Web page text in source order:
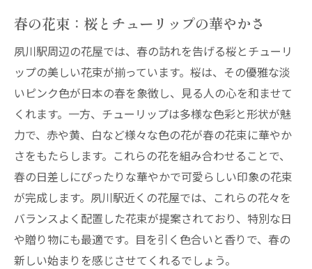
春の花束がもたらす新しい始まり
桜の花束が象徴する日本の美
色彩豊かなチューリップの魅力
春の花束が日常に与えるフレッシュな香り
夙川駅周辺の花屋で春を感じる
桜とチューリップの組み合わせが叶える特
別な瞬間
夏のひまわりとラベンダーが彩る夙川駅周辺の
花屋
夏の花束の明るさと元気さ
春の花束：桜とチューリップの華やかさ
夙川駅周辺の花屋では、春の訪れを告げる桜とチューリ
ップの美しい花束が揃っています。桜は、その優雅な淡
いピンク色が日本の春を象徴し、見る人の心を和ませて
くれます。一方、チューリップは多様な色彩と形状が魅
力で、赤や黄、白など様々な色の花が春の花束に華やか
さをもたらします。これらの花を組み合わせることで、
春の日差しにぴったりな華やかで可愛らしい印象の花束
が完成します。夙川駅近くの花屋では、これらの花々を
バランスよく配置した花束が提案されており、特別な日
や贈り物にも最適です。目を引く色合いと香りで、春の
新しい始まりを感じさせてくれるでしょう。